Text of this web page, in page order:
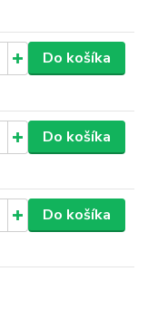
Do košíka
Do košíka
Do košíka